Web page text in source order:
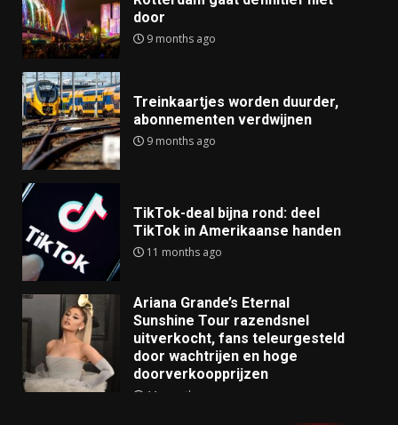
door
9 months ago
Treinkaartjes worden duurder,
abonnementen verdwijnen
9 months ago
TikTok-deal bijna rond: deel
TikTok in Amerikaanse handen
11 months ago
Ariana Grande’s Eternal
Sunshine Tour razendsnel
uitverkocht, fans teleurgesteld
door wachtrijen en hoge
doorverkoopprijzen
11 months ago